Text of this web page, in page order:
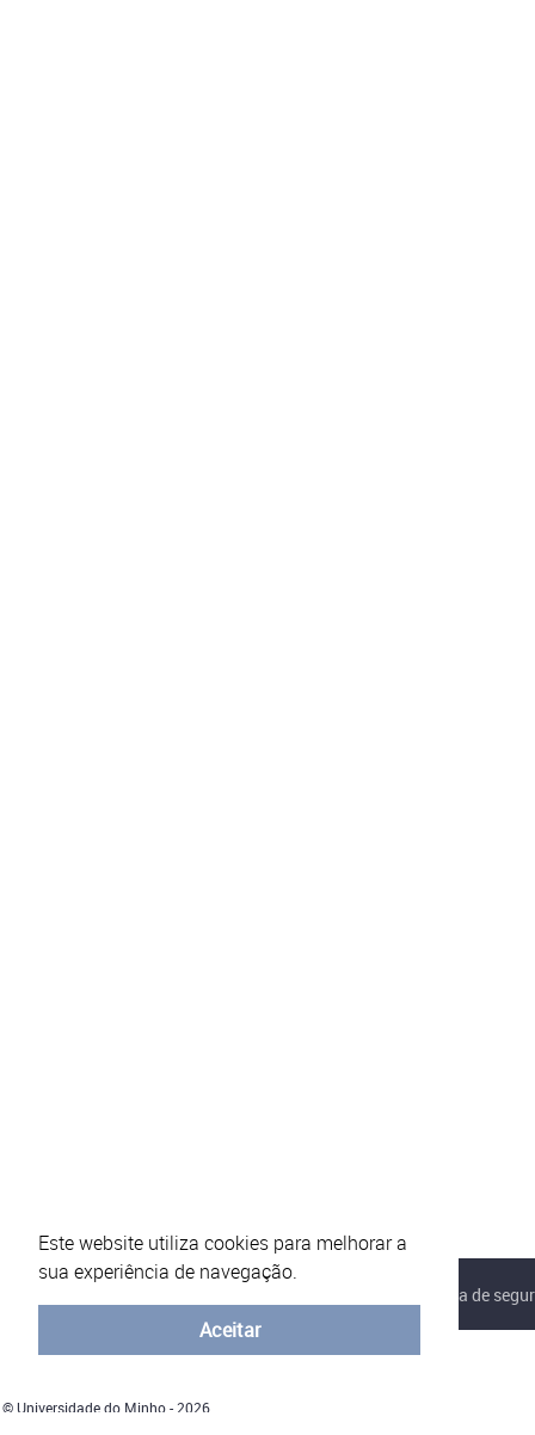
Este website utiliza cookies para melhorar a
sua experiência de navegação.
Aceitar
Política de
© Universidade do Minho - 2026